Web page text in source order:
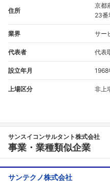
住所
京都
23番
業界 サー
代表者 代表
設立年月 1968
上場区分 非上
サンスイコンサルタント株式会社
事業・業種類似企業
サンテクノ株式会社